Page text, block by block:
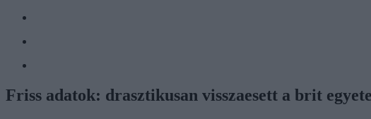
Friss adatok: drasztikusan visszaesett a brit